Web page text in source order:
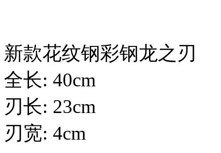
新款花纹钢彩钢龙之刃
全长: 40cm
刃长: 23cm
刃宽: 4cm